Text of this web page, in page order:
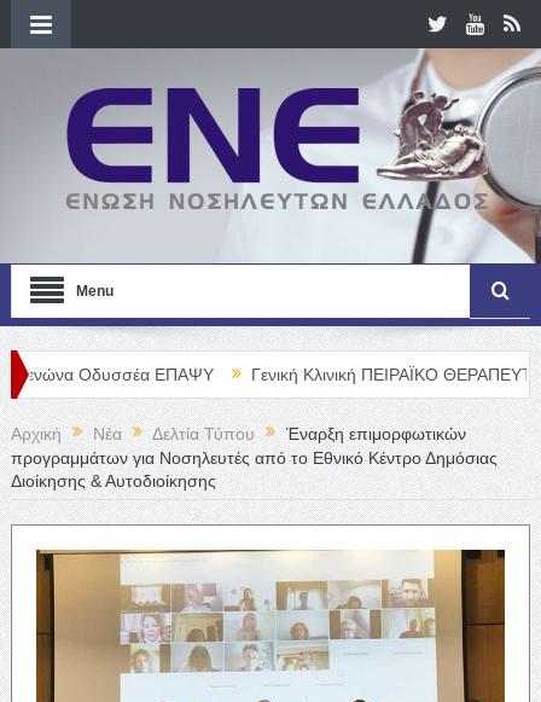
Menu
ΕΠΑΨΥ Γενική Κλινική ΠΕΙΡΑΪΚΟ ΘΕΡΑΠΕΥΤΗΡΙΟ Α. Ε. –
Αρχική Νέα Δελτία Τύπου
Έναρξη επιμορφωτικών
προγραμμάτων για Νοσηλευτές από το Εθνικό Κέντρο Δημόσιας
Διοίκησης & Αυτοδιοίκησης